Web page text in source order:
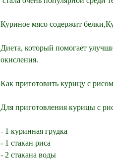
Куриное мясо содержит
Диета, который помогает
окисления.
Как приготовить курицу с
Для приготовления курицы с
- 1 куринная грудка
- 1 стакан риса
- 2 стакана воды